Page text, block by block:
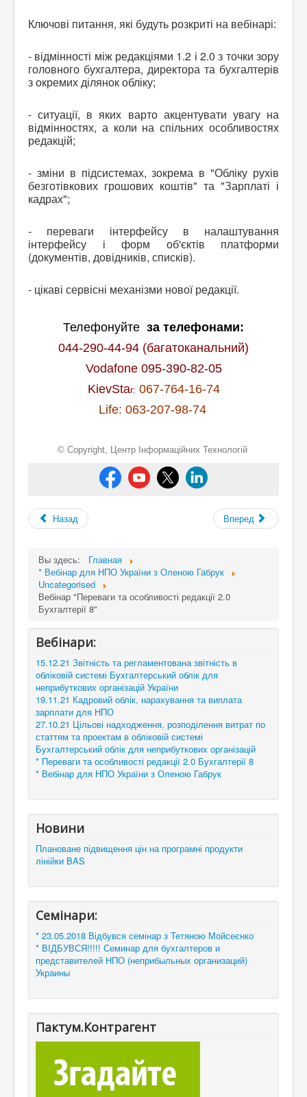
Ключові питання, які будуть розкриті на вебінарі:
- відмінності між редакціями 1.2 і 2.0 з точки зору
головного бухгалтера, директора та бухгалтерів
з окремих ділянок обліку;
- ситуації, в яких варто акцентувати увагу на
відмінностях, а коли на спільних особливостях
редакцій;
- зміни в підсистемах, зокрема в "Обліку рухів
безготівкових грошових коштів" та "Зарплаті і
кадрах";
- переваги інтерфейсу в налаштування
інтерфейсу і форм об'єктів платформи
(документів, довідників, списків).
- цікаві сервісні механізми нової редакції.
Телефонуйте за телефонами:
044-290-44-94 (багатоканальний)
Vodafone 095-390-82-05
KievStar: 067-764-16-74
Life: 063-207-98-74
© Copyright, Центр Інформаційних Технологій
Назад Вперед
Вы здесь:
Главная
* Вебінар для НПО України з Оленою Габрук
Uncategorised
Вебінар "Переваги та особливості редакції 2.0
Бухгалтерії 8"
Вебінари:
15.12.21 Звітність та регламентована звітність в
обліковій системі Бухгалтерський облік для
неприбуткових організацій України
19.11.21 Кадровий облік, нарахування та виплата
зарплати для НПО
27.10.21 Цільові надходження, розподілення витрат по
статтям та проектам в обліковій системі
Бухгалтерський облік для неприбуткових організацій
* Переваги та особливості редакції 2.0 Бухгалтерії 8
* Вебінар для НПО України з Оленою Габрук
Новини
Плановане підвищення цін на програмні продукти
лінійки BAS
Семінари:
* 23.05.2018 Відбувся семінар з Тетяною Мойсеєнко
* ВІДБУВСЯ!!!!! Семинар для бухгалтеров и
представителей НПО (неприбыльных организаций)
Украины
Пактум.Контрагент